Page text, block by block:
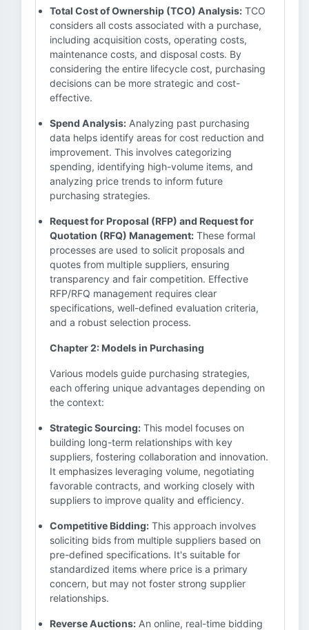
Total Cost of Ownership (TCO) Analysis: TCO
considers all costs associated with a purchase,
including acquisition costs, operating costs,
maintenance costs, and disposal costs. By
considering the entire lifecycle cost, purchasing
decisions can be more strategic and cost-
effective.
Spend Analysis: Analyzing past purchasing
data helps identify areas for cost reduction and
improvement. This involves categorizing
spending, identifying high-volume items, and
analyzing price trends to inform future
purchasing strategies.
Request for Proposal (RFP) and Request for
Quotation (RFQ) Management: These formal
processes are used to solicit proposals and
quotes from multiple suppliers, ensuring
transparency and fair competition. Effective
RFP/RFQ management requires clear
specifications, well-defined evaluation criteria,
and a robust selection process.
Chapter 2: Models in Purchasing
Various models guide purchasing strategies,
each offering unique advantages depending on
the context:
Strategic Sourcing: This model focuses on
building long-term relationships with key
suppliers, fostering collaboration and innovation.
It emphasizes leveraging volume, negotiating
favorable contracts, and working closely with
suppliers to improve quality and efficiency.
Competitive Bidding: This approach involves
soliciting bids from multiple suppliers based on
pre-defined specifications. It's suitable for
standardized items where price is a primary
concern, but may not foster strong supplier
relationships.
Reverse Auctions: An online, real-time bidding